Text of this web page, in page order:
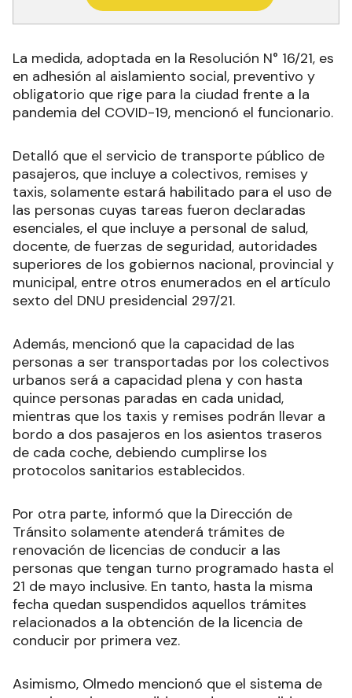
La medida, adoptada en la Resolución N° 16/21, es
en adhesión al aislamiento social, preventivo y
obligatorio que rige para la ciudad frente a la
pandemia del COVID-19, mencionó el funcionario.
Detalló que el servicio de transporte público de
pasajeros, que incluye a colectivos, remises y
taxis, solamente estará habilitado para el uso de
las personas cuyas tareas fueron declaradas
esenciales, el que incluye a personal de salud,
docente, de fuerzas de seguridad, autoridades
superiores de los gobiernos nacional, provincial y
municipal, entre otros enumerados en el artículo
sexto del DNU presidencial 297/21.
Además, mencionó que la capacidad de las
personas a ser transportadas por los colectivos
urbanos será a capacidad plena y con hasta
quince personas paradas en cada unidad,
mientras que los taxis y remises podrán llevar a
bordo a dos pasajeros en los asientos traseros
de cada coche, debiendo cumplirse los
protocolos sanitarios establecidos.
Por otra parte, informó que la Dirección de
Tránsito solamente atenderá trámites de
renovación de licencias de conducir a las
personas que tengan turno programado hasta el
21 de mayo inclusive. En tanto, hasta la misma
fecha quedan suspendidos aquellos trámites
relacionados a la obtención de la licencia de
conducir por primera vez.
Asimismo, Olmedo mencionó que el sistema de